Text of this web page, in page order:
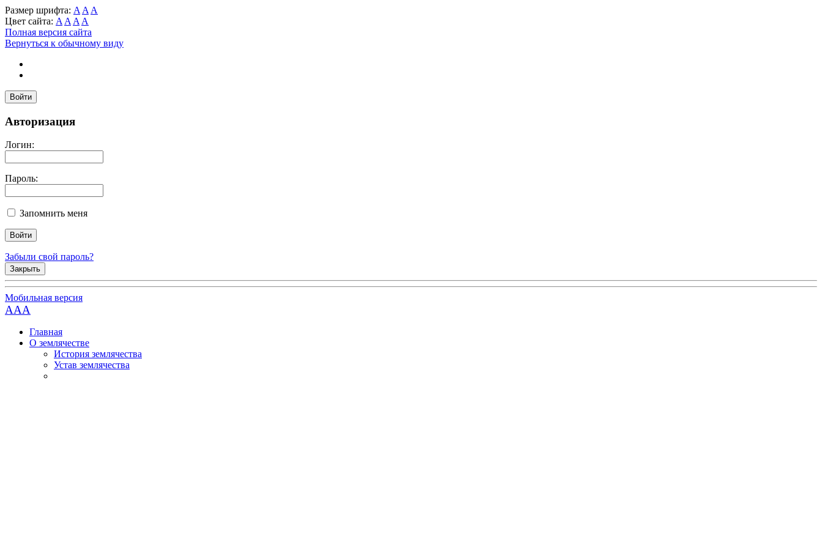
Размер шрифта: A A A
Цвет сайта: A A A A
Полная версия сайта
Вернуться к обычному виду
Войти
Авторизация
Логин:
Пароль:
Запомнить меня
Забыли свой пароль?
Закрыть
Мобильная версия
AAA
Главная
О землячестве
История землячества
Устав землячества